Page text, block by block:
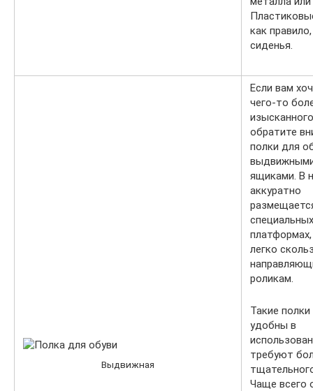
как
сиденья.
Выдвижная
Если вам
чего-то
обратите
полки для
ящиками. В
аккуратно
специальных
легко
роликам.
Такие
удобны в
требуют
Чаще всего